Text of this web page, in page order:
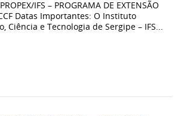
IFS – PROGRAMA DE EXTENSÃO
Datas Importantes: O Instituto
Ciência e Tecnologia de Sergipe – IFS...